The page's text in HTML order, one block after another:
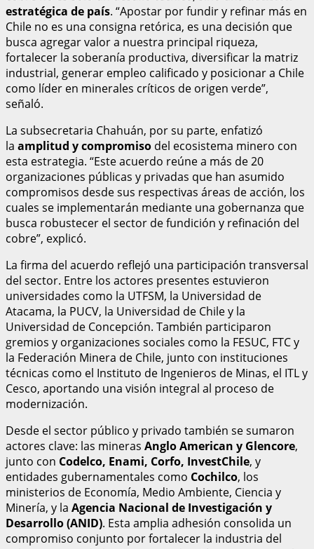
estratégica de país. “Apostar por fundir y refinar más en
Chile no es una consigna retórica, es una decisión que
busca agregar valor a nuestra principal riqueza,
fortalecer la soberanía productiva, diversificar la matriz
industrial, generar empleo calificado y posicionar a Chile
como líder en minerales críticos de origen verde”,
señaló.
La subsecretaria Chahuán, por su parte, enfatizó
la amplitud y compromiso del ecosistema minero con
esta estrategia. “Este acuerdo reúne a más de 20
organizaciones públicas y privadas que han asumido
compromisos desde sus respectivas áreas de acción, los
cuales se implementarán mediante una gobernanza que
busca robustecer el sector de fundición y refinación del
cobre”, explicó.
La firma del acuerdo reflejó una participación transversal
del sector. Entre los actores presentes estuvieron
universidades como la UTFSM, la Universidad de
Atacama, la PUCV, la Universidad de Chile y la
Universidad de Concepción. También participaron
gremios y organizaciones sociales como la FESUC, FTC y
la Federación Minera de Chile, junto con instituciones
técnicas como el Instituto de Ingenieros de Minas, el ITL y
Cesco, aportando una visión integral al proceso de
modernización.
Desde el sector público y privado también se sumaron
actores clave: las mineras Anglo American y Glencore,
junto con Codelco, Enami, Corfo, InvestChile, y
entidades gubernamentales como Cochilco, los
ministerios de Economía, Medio Ambiente, Ciencia y
Minería, y la Agencia Nacional de Investigación y
Desarrollo (ANID). Esta amplia adhesión consolida un
compromiso conjunto por fortalecer la industria del